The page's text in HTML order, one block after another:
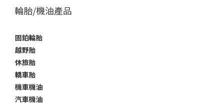
輪胎/機油產品
固鉑輪胎
越野胎
休旅胎
轎車胎
機車機油
汽車機油